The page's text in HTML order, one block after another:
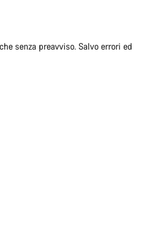
senza preavviso. Salvo errori ed